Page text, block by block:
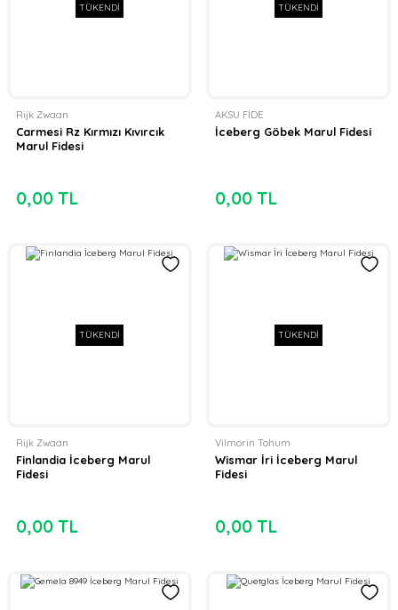
TÜKENDİ
Rijk Zwaan
Carmesi Rz Kırmızı Kıvırcık
Marul Fidesi
0,00 TL
TÜKENDİ
AKSU FİDE
İceberg Göbek Marul Fidesi
0,00 TL
TÜKENDİ
Rijk Zwaan
Finlandia İceberg Marul
Fidesi
0,00 TL
TÜKENDİ
Vilmorin Tohum
Wismar İri İceberg Marul
Fidesi
0,00 TL